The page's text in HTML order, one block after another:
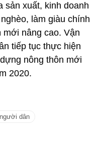
sản xuất, kinh doanh
làm giàu chính
mới nâng cao. Vận
tiếp tục thực hiện
nông thôn mới
2020.
người dân